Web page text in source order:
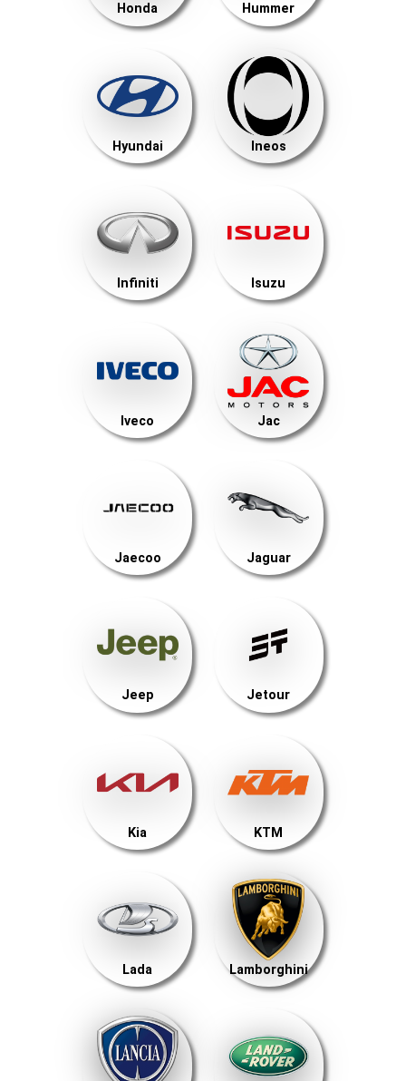
Honda Hummer
Hyundai Ineos
Infiniti Isuzu
Iveco Jac
Jaecoo Jaguar
Jeep Jetour
Kia KTM
Lada Lamborghini